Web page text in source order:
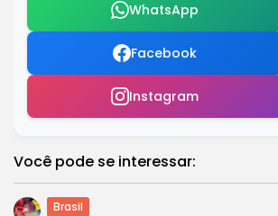
WhatsApp
Facebook
Instagram
Você pode se interessar:
Brasil